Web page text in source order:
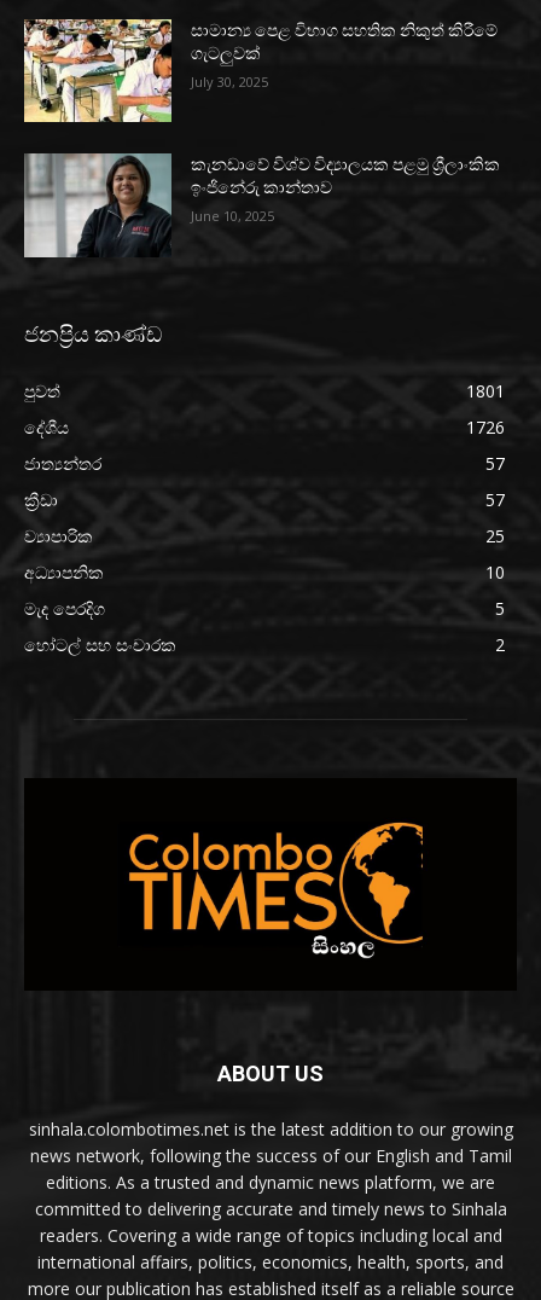
සාමාන්‍ය පෙළ විභාග සහතික නිකුත් කිරීමේ
ගැටලුවක්
July 30, 2025
කැනඩාවේ විශ්ව විද්‍යාලයක පළමු ශ්‍රීලාංකික
ඉංජිනේරු කාන්තාව
June 10, 2025
ජනප්‍රිය කාණ්ඩ
පුවත්
1801
දේශීය
1726
ජාත්‍යන්තර
57
ක්‍රීඩා
57
ව්‍යාපාරික
25
අධ්‍යාපනික
10
මැද පෙරදිග
5
හෝටල් සහ සංචාරක
2
ABOUT US
sinhala.colombotimes.net is the latest addition to our growing
news network, following the success of our English and Tamil
editions. As a trusted and dynamic news platform, we are
committed to delivering accurate and timely news to Sinhala
readers. Covering a wide range of topics including local and
international affairs, politics, economics, health, sports, and
more our publication has established itself as a reliable source